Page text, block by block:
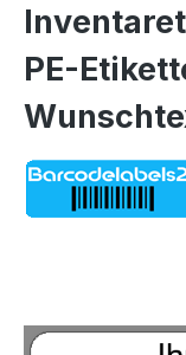
PE-